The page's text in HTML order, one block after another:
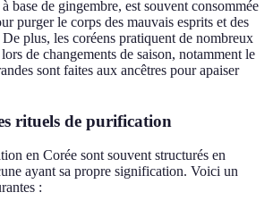
base de gingembre, est souvent consommée
purger le corps des mauvais esprits et des
plus, les coréens pratiquent de nombreux
de changements de saison, notamment le
sont faites aux ancêtres pour apaiser
rituels de purification
en Corée sont souvent structurés en
ayant sa propre signification. Voici un
: